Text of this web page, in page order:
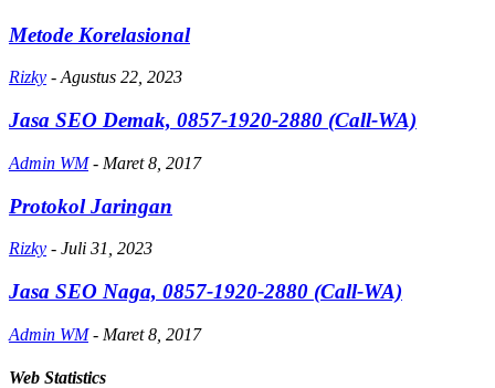
Metode Korelasional
Rizky - Agustus 22, 2023
Jasa SEO Demak, 0857-1920-2880 (Call-WA)
Admin WM - Maret 8, 2017
Protokol Jaringan
Rizky - Juli 31, 2023
Jasa SEO Naga, 0857-1920-2880 (Call-WA)
Admin WM - Maret 8, 2017
Web Statistics